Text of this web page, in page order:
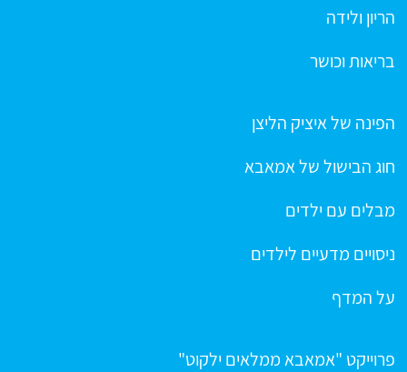
הריון ולידה
בריאות וכושר
הפינה של איציק הליצן
חוג הבישול של אמאבא
מבלים עם ילדים
ניסויים מדעיים לילדים
על המדף
פרוייקט "אמאבא ממלאים ילקוט"